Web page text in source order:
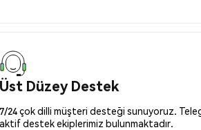
Üst Düzey Destek
7/24 çok dilli müşteri desteği sunuyoruz.
aktif destek ekiplerimiz bulunmaktadır.